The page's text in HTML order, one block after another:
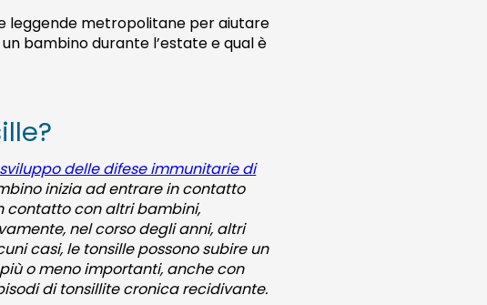
leggende metropolitane per aiutare
bambino durante l’estate e qual è
delle difese immunitarie di
inizia ad entrare in contatto
contatto con altri bambini,
nel corso degli anni, altri
casi, le tonsille possono subire un
o meno importanti, anche con
di tonsillite cronica recidivante.